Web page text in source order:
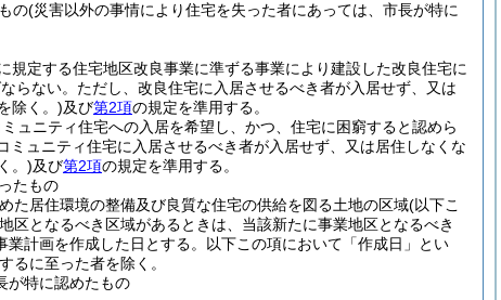
の(災害以外の事情により住宅を失った者にあっては、市長が特に
規定する住宅地区改良事業に準ずる事業により建設した改良住宅に
らない。 ただし、改良住宅に入居させるべき者が入居せず、又は
除く。)及び第2項の規定を準用する。
ュニティ住宅への入居を希望し、かつ、住宅に困窮すると認めら
ミュニティ住宅に入居させるべき者が入居せず、又は居住しなくな
。)及び第2項の規定を準用する。
たもの
た居住環境の整備及び良質な住宅の供給を図る土地の区域(以下こ
区となるべき区域があるときは、当該新たに事業地区となるべき
計画を作成した日とする。以下この項において「作成日」とい
るに至った者を除く。
が特に認めたもの